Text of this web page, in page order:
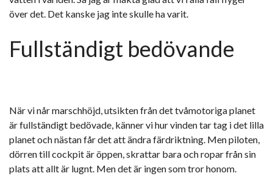
över det. Det kanske jag inte skulle ha varit.
Fullständigt bedövande
När vi når marschhöjd, utsikten från det tvåmotoriga planet
är fullständigt bedövade, känner vi hur vinden tar tag i det lilla
planet och nästan får det att ändra färdriktning. Men piloten,
dörren till cockpit är öppen, skrattar bara och ropar från sin
plats att allt är lugnt. Men det är ingen som tror honom.